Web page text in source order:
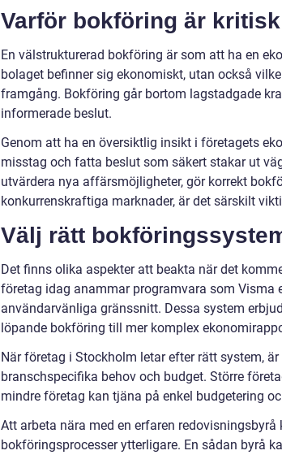
Varför bokföring är
En välstrukturerad bokföring är som att ha en
bolaget befinner sig ekonomiskt, utan också
framgång. Bokföring går bortom lagstadgade
informerade beslut.
Genom att ha en översiktlig insikt i företagets
misstag och fatta beslut som säkert stakar ut
utvärdera nya affärsmöjligheter, gör korrekt
konkurrenskraftiga marknader, är det särskilt
Välj rätt
Det finns olika aspekter att beakta när det
företag idag anammar programvara som Visma
användarvänliga gränssnitt. Dessa system
löpande bokföring till mer komplex
När företag i Stockholm letar efter rätt system,
branschspecifika behov och budget. Större
mindre företag kan tjäna på enkel budgetering
Att arbeta nära med en erfaren
bokföringsprocesser ytterligare. En sådan byrå